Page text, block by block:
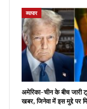
व्यापार
अमेरिका-चीन के बीच जारी
खबर, जिनेवा में इस मुद्दे पर